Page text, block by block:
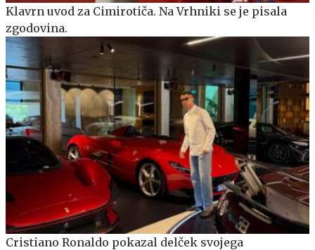
Klavrn uvod za Cimirotiča. Na Vrhniki se je pisala
zgodovina.
Cristiano Ronaldo pokazal delček svojega